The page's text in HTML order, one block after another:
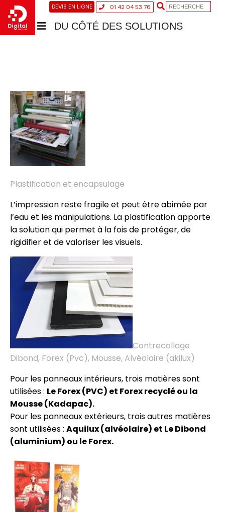
DU CÔTÉ DES SOLUTIONS
DEVIS EN LIGNE 01 42 04 53 76
Plastification et encapsulage
L’impression reste fragile et peut être abimée par
l’eau et les manipulations. La plastification apporte
la solution qui permet à la fois de protéger, de
rigidifier et de valoriser les visuels.
Contrecollage
Dibond, Forex (Pvc), Mousse, Alvéolaire (akilux)
Pour les panneaux intérieurs, trois matières sont
utilisées : Le Forex (PVC) et Forex recyclé ou la
Mousse (Kadapac).
Pour les panneaux extérieurs, trois autres matières
sont utilisées : Aquilux (alvéolaire) et Le Dibond
(aluminium) ou le Forex.